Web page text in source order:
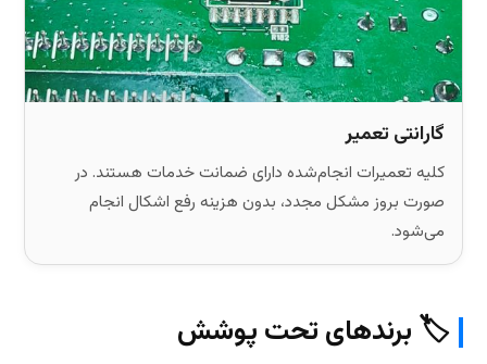
گارانتی تعمیر
کلیه تعمیرات انجام‌شده دارای ضمانت خدمات هستند. در
صورت بروز مشکل مجدد، بدون هزینه رفع اشکال انجام
می‌شود.
🏷️ برندهای تحت پوشش